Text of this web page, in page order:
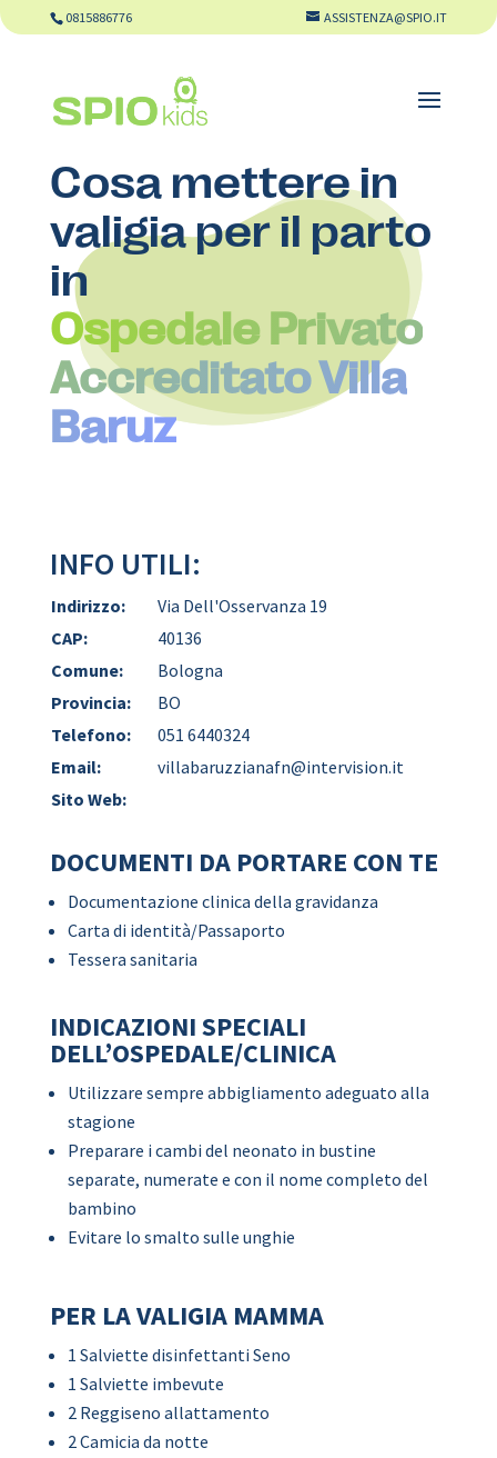
0815886776 ASSISTENZA@SPIO.IT
Cosa mettere in
valigia per il parto
in
Ospedale Privato
Accreditato Villa
Baruz
INFO UTILI:
Indirizzo:
Via Dell'Osservanza 19
CAP:
40136
Comune:
Bologna
Provincia:
BO
Telefono:
051 6440324
Email:
villabaruzzianafn@intervision.it
Sito Web:
DOCUMENTI DA PORTARE CON TE
Documentazione clinica della gravidanza
Carta di identità/Passaporto
Tessera sanitaria
INDICAZIONI SPECIALI
DELL’OSPEDALE/CLINICA
Utilizzare sempre abbigliamento adeguato alla
stagione
Preparare i cambi del neonato in bustine
separate, numerate e con il nome completo del
bambino
Evitare lo smalto sulle unghie
PER LA VALIGIA MAMMA
1 Salviette disinfettanti Seno
1 Salviette imbevute
2 Reggiseno allattamento
2 Camicia da notte